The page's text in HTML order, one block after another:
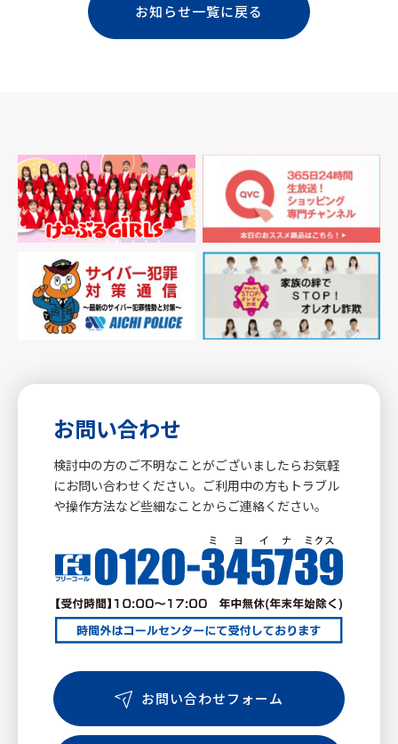
お知らせ一覧に戻る
お問い合わせ
検討中の方のご不明なことがございましたらお気軽
にお問い合わせください。ご利用中の方もトラブル
や操作方法など些細なことからご連絡ください。
お問い合わせフォーム